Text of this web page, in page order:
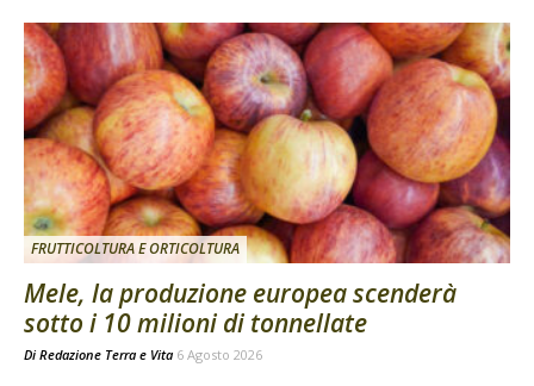
FRUTTICOLTURA E ORTICOLTURA
Mele, la produzione europea scenderà
sotto i 10 milioni di tonnellate
Di Redazione Terra e Vita 6 Agosto 2026